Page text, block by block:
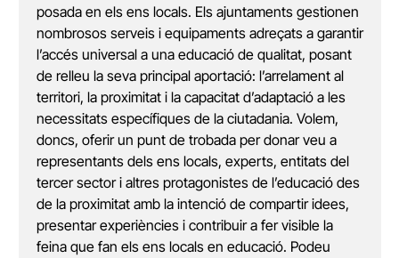
posada en els ens locals. Els ajuntaments gestionen
nombrosos serveis i equipaments adreçats a garantir
l’accés universal a una educació de qualitat, posant
de relleu la seva principal aportació: l’arrelament al
territori, la proximitat i la capacitat d’adaptació a les
necessitats específiques de la ciutadania. Volem,
doncs, oferir un punt de trobada per donar veu a
representants dels ens locals, experts, entitats del
tercer sector i altres protagonistes de l’educació des
de la proximitat amb la intenció de compartir idees,
presentar experiències i contribuir a fer visible la
feina que fan els ens locals en educació. Podeu